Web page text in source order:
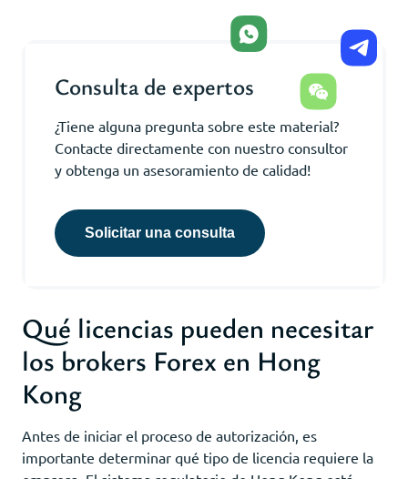
Consulta de expertos
¿Tiene alguna pregunta sobre este material?
Contacte directamente con nuestro consultor
y obtenga un asesoramiento de calidad!
Solicitar una consulta
Qué licencias pueden necesitar
los brokers Forex en Hong
Kong
Antes de iniciar el proceso de autorización, es
importante determinar qué tipo de licencia requiere la